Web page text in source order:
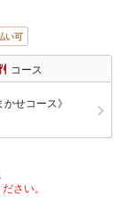
い可
コース
せコース》
さい。